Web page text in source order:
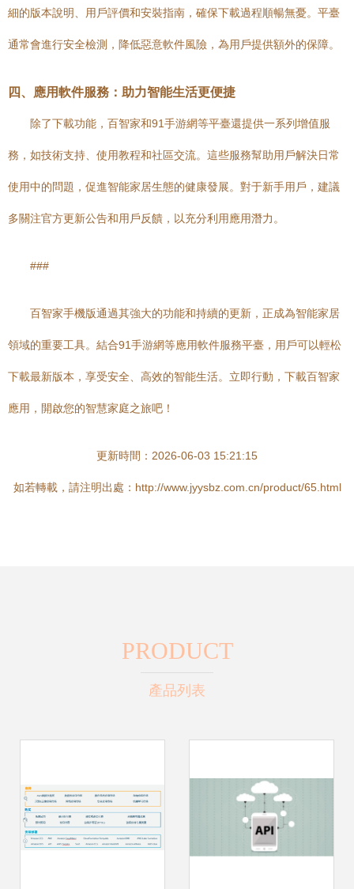
細的版本說明、用戶評價和安裝指南，確保下載過程順暢無憂。平臺
通常會進行安全檢測，降低惡意軟件風險，為用戶提供額外的保障。
四、應用軟件服務：助力智能生活更便捷
除了下載功能，百智家和91手游網等平臺還提供一系列增值服
務，如技術支持、使用教程和社區交流。這些服務幫助用戶解決日常
使用中的問題，促進智能家居生態的健康發展。對于新手用戶，建議
多關注官方更新公告和用戶反饋，以充分利用應用潛力。
###
百智家手機版通過其強大的功能和持續的更新，正成為智能家居
領域的重要工具。結合91手游網等應用軟件服務平臺，用戶可以輕松
下載最新版本，享受安全、高效的智能生活。立即行動，下載百智家
應用，開啟您的智慧家庭之旅吧！
更新時間：2026-06-03 15:21:15
如若轉載，請注明出處：http://www.jyysbz.com.cn/product/65.html
PRODUCT
產品列表